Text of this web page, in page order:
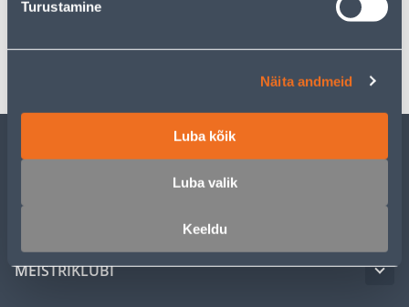
Turustamine
Näita andmeid
Luba kõik
Luba valik
Keeldu
Transport
MEISTRIKLUBI